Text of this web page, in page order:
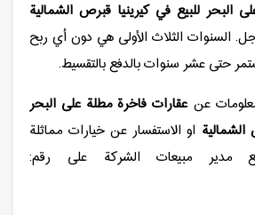
البحر للبيع في كيرينيا قبرص الشمالية
السنوات الثلاث الأولى هي دون أي ربح
حتى عشر سنوات بالدفع بالتقسيط.
عن عقارات فاخرة مطلة على البحر
او الاستفسار عن خيارات مماثلة
مدير مبيعات الشركة على رقم: